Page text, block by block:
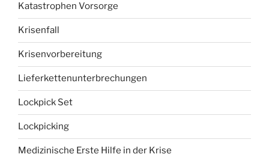
Katastrophen Vorsorge
Krisenfall
Krisenvorbereitung
Lieferkettenunterbrechungen
Lockpick Set
Lockpicking
Medizinische Erste Hilfe in der Krise